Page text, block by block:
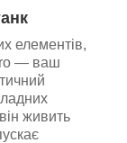
елементів,
— ваш
живить